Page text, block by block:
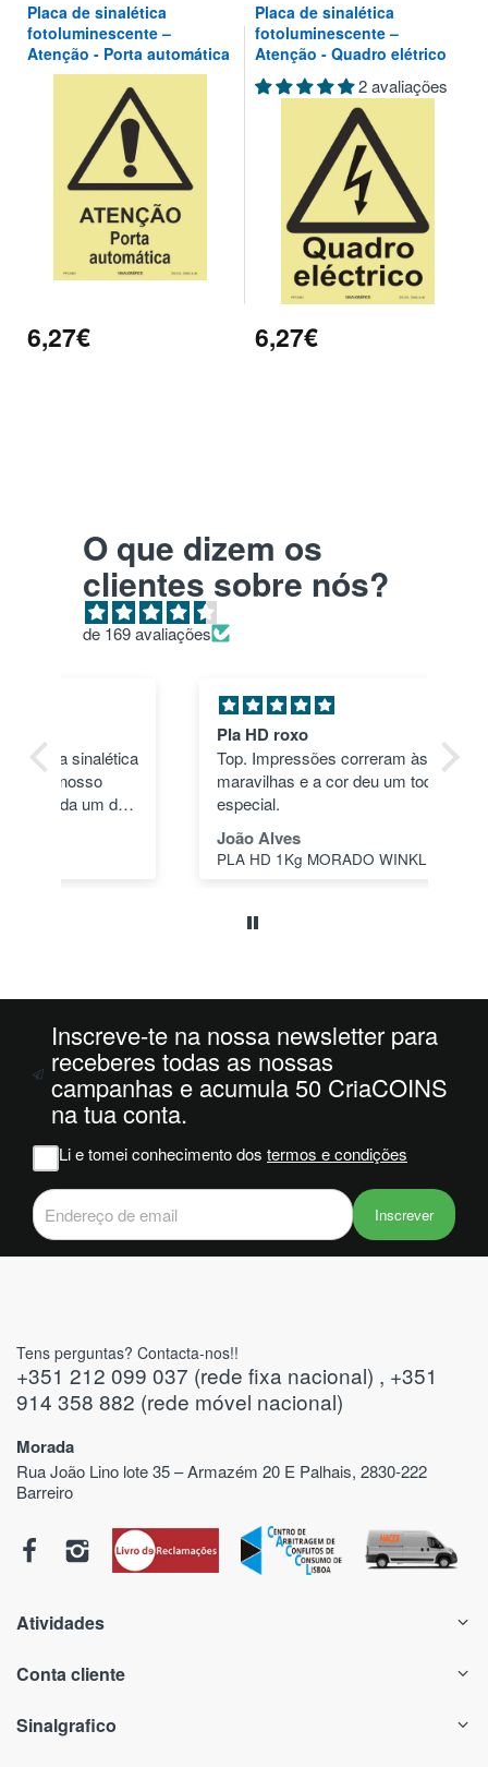
Placa de sinalética
fotoluminescente –
Atenção - Porta automática
6,27€
Placa de sinalética
fotoluminescente –
Atenção - Quadro elétrico
2 avaliações
6,27€
O que dizem os
clientes sobre nós?
de 169 avaliações
Top. Impressões correram às mil
maravilhas e a cor deu um toque
especial.
PLA HD 1Kg MORADO WINKLE - LILÁS – WINKLE
Inscreve-te na nossa newsletter para
receberes todas as nossas
campanhas e acumula 50 CriaCOINS
na tua conta.
Li e tomei conhecimento dos termos e condições
Inscrever
Tens perguntas? Contacta-nos!!
+351 212 099 037 (rede fixa nacional) , +351
914 358 882 (rede móvel nacional)
Morada
Rua João Lino lote 35 – Armazém 20 E Palhais, 2830-222
Barreiro
Atividades
Conta cliente
Sinalgrafico